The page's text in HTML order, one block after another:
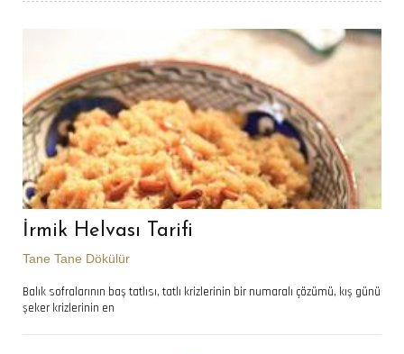
İrmik Helvası Tarifi
Tane Tane Dökülür
Balık sofralarının baş tatlısı, tatlı krizlerinin bir numaralı çözümü, kış günü
şeker krizlerinin en